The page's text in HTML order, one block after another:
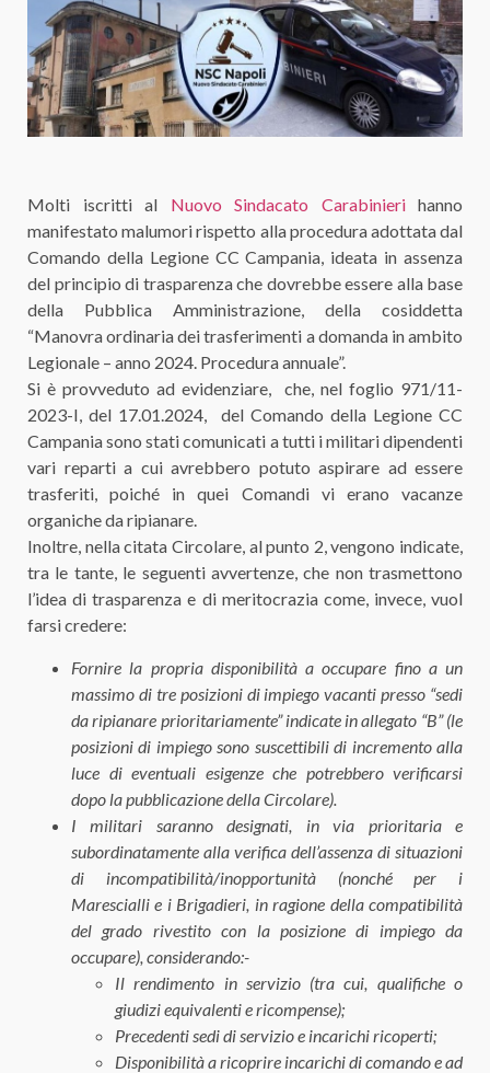
Molti iscritti al Nuovo Sindacato Carabinierihanno
manifestato malumori rispetto alla procedura adottata dal
Comando della Legione CC Campania, ideata in assenza
del principio di trasparenza che dovrebbe essere alla base
della Pubblica Amministrazione, della cosiddetta
“Manovra ordinaria dei trasferimenti a domanda in ambito
Legionale – anno 2024. Procedura annuale”.
Si è provveduto ad evidenziare, che, nel foglio 971/11-
2023-I, del 17.01.2024, del Comando della Legione CC
Campania sono stati comunicati a tutti i militari dipendenti
vari reparti a cui avrebbero potuto aspirare ad essere
trasferiti, poiché in quei Comandi vi erano vacanze
organiche da ripianare.
Inoltre, nella citata Circolare, al punto 2, vengono indicate,
tra le tante, le seguenti avvertenze, che non trasmettono
l’idea di trasparenza e di meritocrazia come, invece, vuol
farsi credere:
Fornire la propria disponibilità a occupare fino a un
massimo di tre posizioni di impiego vacanti presso “sedi
da ripianare prioritariamente” indicate in allegato “B” (le
posizioni di impiego sono suscettibili di incremento alla
luce di eventuali esigenze che potrebbero verificarsi
dopo la pubblicazione della Circolare).
I militari saranno designati, in via prioritaria e
subordinatamente alla verifica dell’assenza di situazioni
di incompatibilità/inopportunità (nonché per i
Marescialli e i Brigadieri, in ragione della compatibilità
del grado rivestito con la posizione di impiego da
occupare), considerando:-
Il rendimento in servizio (tra cui, qualifiche o
giudizi equivalenti e ricompense);
Precedenti sedi di servizio e incarichi ricoperti;
Disponibilità a ricoprire incarichi di comando e ad